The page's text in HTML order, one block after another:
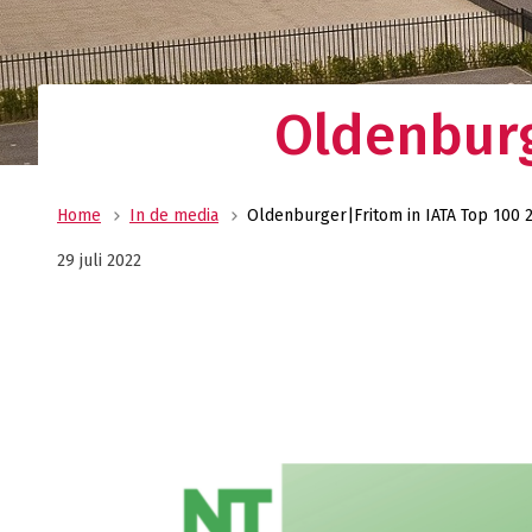
Uw allround logistiek dienstverlener met
wereldwijd netwerk? Oldenburger|Fritom
beste logistieke oplossing voor uw
Home In de media Oldenburger|Fritom in IATA Top 100
29 juli 2022